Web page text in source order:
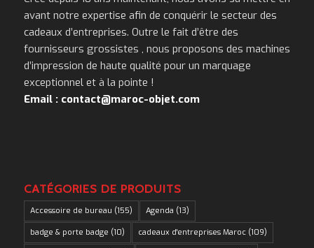
avant notre expertise afin de conquérir le secteur des
cadeaux d’entreprises. Outre le fait d’être des
fournisseurs grossistes , nous proposons des machines
d’impression de haute qualité pour un marquage
exceptionnel et à la pointe !
Email : contact@maroc-objet.com
CATÉGORIES DE PRODUITS
Accessoire de bureau (155) Agenda (13)
badge & porte badge (10) cadeaux d'entreprises Maroc(109)